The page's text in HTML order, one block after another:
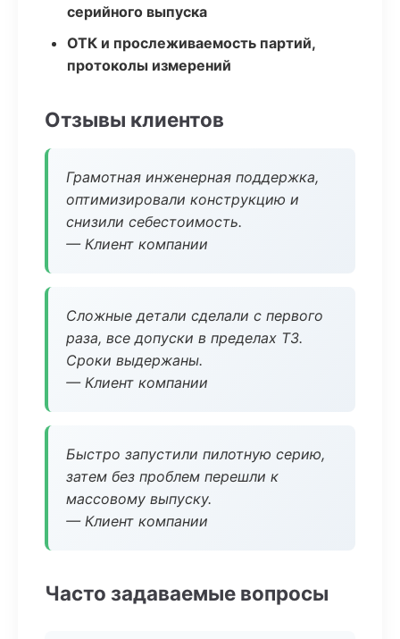
серийного выпуска
ОТК и прослеживаемость партий,
протоколы измерений
Отзывы клиентов
Грамотная инженерная поддержка,
оптимизировали конструкцию и
снизили себестоимость.
— Клиент компании
Сложные детали сделали с первого
раза, все допуски в пределах ТЗ.
Сроки выдержаны.
— Клиент компании
Быстро запустили пилотную серию,
затем без проблем перешли к
массовому выпуску.
— Клиент компании
Часто задаваемые вопросы